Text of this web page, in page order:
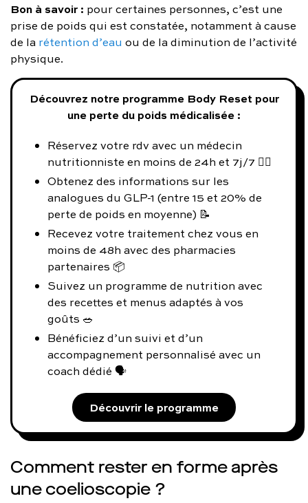
Bon à savoir : pour certaines personnes, c’est une
prise de poids qui est constatée, notamment à cause
de la rétention d’eau ou de la diminution de l’activité
physique.
Découvrez notre programme Body Reset pour
une perte du poids médicalisée :
Réservez votre rdv avec un médecin
nutritionniste en moins de 24h et 7j/7 👨‍⚕️
Obtenez des informations sur les
analogues du GLP-1 (entre 15 et 20% de
perte de poids en moyenne) 📝
Recevez votre traitement chez vous en
moins de 48h avec des pharmacies
partenaires 📦
Suivez un programme de nutrition avec
des recettes et menus adaptés à vos
goûts 🥗
Bénéficiez d’un suivi et d’un
accompagnement personnalisé avec un
coach dédié 🗣️
Découvrir le programme
Comment rester en forme après
une coelioscopie ?